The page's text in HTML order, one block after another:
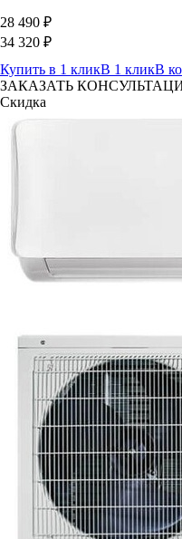
28 490 ₽
34 320 ₽
Купить в 1 кликВ 1 кликВ
ЗАКАЗАТЬ
Скидка